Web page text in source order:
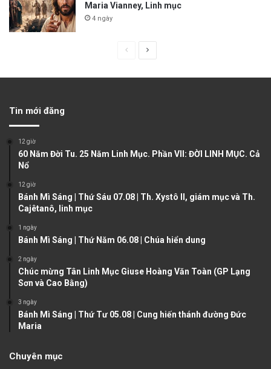
Maria Vianney, Linh mục
4 ngày
u
e
g
Tin mới đăng
12 giờ
60 Năm Đời Tu. 25 Năm Linh Mục. Phần VII: ĐỜI LINH MỤC. Cả
Nổ
12 giờ
Bánh Mì Sáng | Thứ Sáu 07.08 | Th. Xystô II, giám mục và Th.
Cajêtanô, linh mục
1 ngày
Bánh Mì Sáng | Thứ Năm 06.08 | Chúa hiển dung
2 ngày
Chúc mừng Tân Linh Mục Giuse Hoàng Văn Toàn (GP Lạng
Sơn và Cao Bằng)
3 ngày
Bánh Mì Sáng | Thứ Tư 05.08 | Cung hiến thánh đường Đức
Maria
Chuyên mục